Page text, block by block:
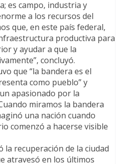
es campo, industria y
a los recursos del
que, en este país federal,
productiva para
y ayudar a que la
concluyó.
que “la bandera es el
como pueblo” y
apasionado por la
miramos la bandera
una nación cuando
comenzó a hacerse visible
la recuperación de la ciudad
atravesó en los últimos